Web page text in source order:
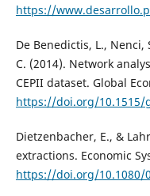
https://
De Benedictis, L., Nenci,
C. (2014). Network
CEPII dataset. Global
https://doi.org/10.1515/
Dietzenbacher, E., &
extractions. Economic
https://doi.org/10.1080/